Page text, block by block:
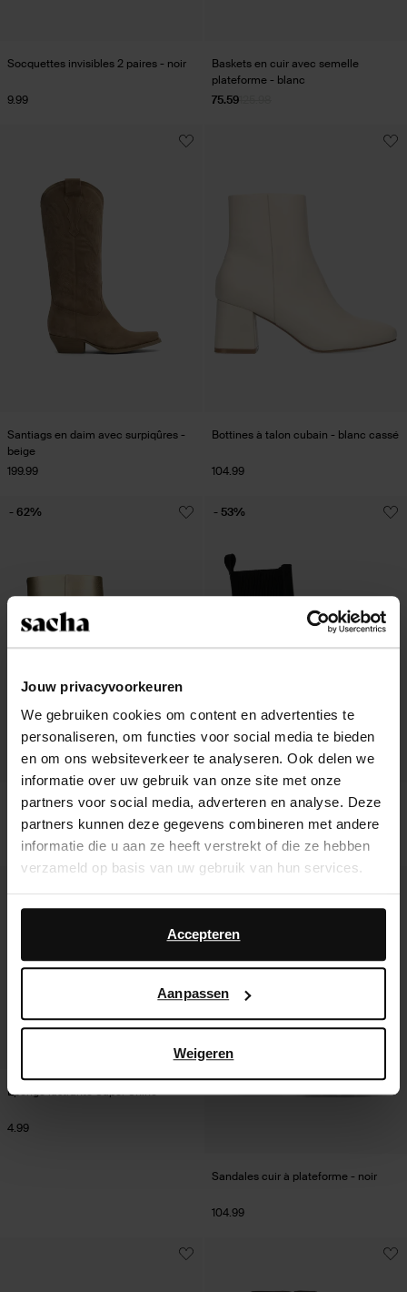
Jouw privacyvoorkeuren
We gebruiken cookies om content en advertenties te
personaliseren, om functies voor social media te bieden
en om ons websiteverkeer te analyseren. Ook delen we
informatie over uw gebruik van onze site met onze
partners voor social media, adverteren en analyse. Deze
partners kunnen deze gegevens combineren met andere
informatie die u aan ze heeft verstrekt of die ze hebben
verzameld op basis van uw gebruik van hun services.
Daarnaast werken wij samen met Google voor
advertentie- en meetdoeleinden. Meer informatie over
hoe Google uw persoonsgegevens gebruikt, vindt u op
Accepteren
Aanpassen
Weigeren
Socquettes invisibles 2 paires - noir
9.99
Baskets en cuir avec semelle
plateforme - blanc
75.59
Santiags en daim avec surpiqûres -
beige
199.99
Bottines à talon cubain - blanc cassé
104.99
Bottines à talon cubain - doré
36.00
- 62%
Chelsea boots en cuir - noir
65.00
- 53%
Éponge lustrante Super Shine
4.99
Sandales cuir à plateforme - noir
104.99